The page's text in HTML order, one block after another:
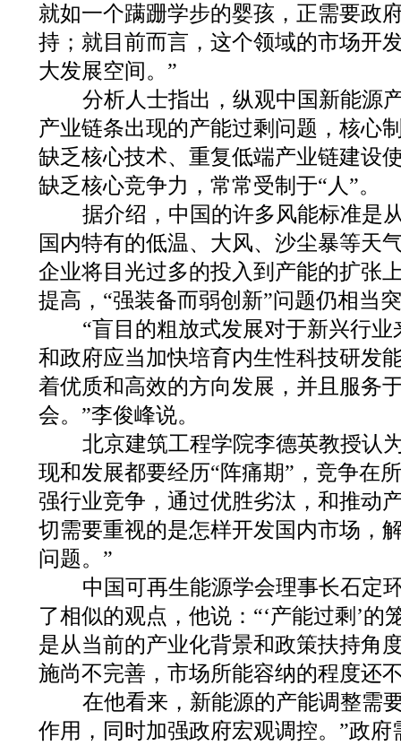
就如一个蹒跚学步的婴孩，正需要政
持；就目前而言，这个领域的市场开
大发展空间。”
分析人士指出，纵观中国新能源
产业链条出现的产能过剩问题，核心
缺乏核心技术、重复低端产业链建设
缺乏核心竞争力，常常受制于“人”。
据介绍，中国的许多风能标准是
国内特有的低温、大风、沙尘暴等天
企业将目光过多的投入到产能的扩张
提高，“强装备而弱创新”问题仍相当
“盲目的粗放式发展对于新兴行业
和政府应当加快培育内生性科技研发
着优质和高效的方向发展，并且服务
会。”李俊峰说。
北京建筑工程学院李德英教授认
现和发展都要经历“阵痛期”，竞争在
强行业竞争，通过优胜劣汰，和推动
切需要重视的是怎样开发国内市场，
问题。”
中国可再生能源学会理事长石定
了相似的观点，他说：“‘产能过剩’的
是从当前的产业化背景和政策扶持角
施尚不完善，市场所能容纳的程度还
在他看来，新能源的产能调整需
作用，同时加强政府宏观调控。”政